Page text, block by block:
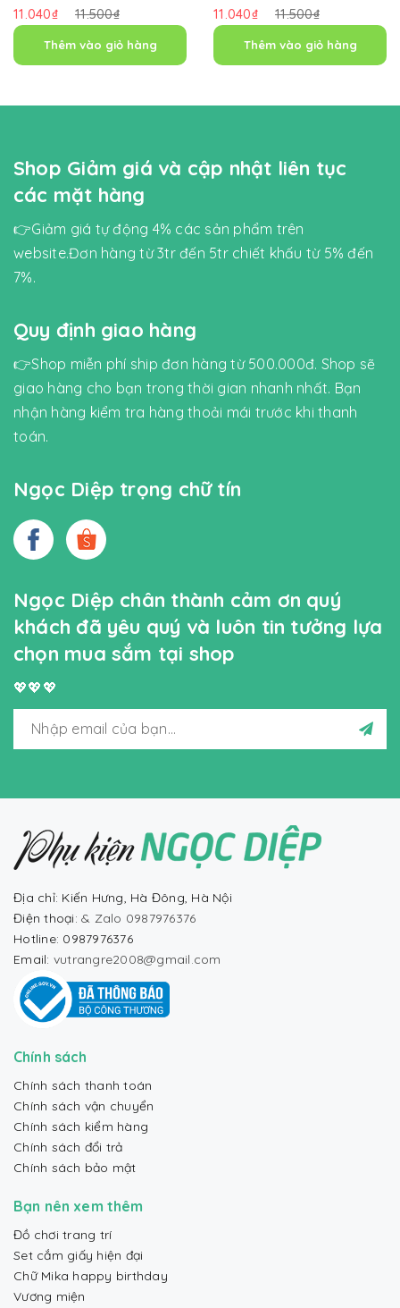
11.040₫ 11.500₫
Thêm vào giỏ hàng
11.040₫ 11.500₫
Thêm vào giỏ hàng
Shop Giảm giá và cập nhật liên tục
các mặt hàng
👉Giảm giá tự động 4% các sản phẩm trên
website.Đơn hàng từ 3tr đến 5tr chiết khấu từ 5% đến
7%.
Quy định giao hàng
👉Shop miễn phí ship đơn hàng từ 500.000đ. Shop sẽ
giao hàng cho bạn trong thời gian nhanh nhất. Bạn
nhận hàng kiểm tra hàng thoải mái trước khi thanh
toán.
Ngọc Diệp trọng chữ tín
Ngọc Diệp chân thành cảm ơn quý
khách đã yêu quý và luôn tin tưởng lựa
chọn mua sắm tại shop
💖💖💖
Địa chỉ: Kiến Hưng, Hà Đông, Hà Nội
Điện thoại: & Zalo 0987976376
Hotline: 0987976376
Email: vutrangre2008@gmail.com
Chính sách
Chính sách thanh toán
Chính sách vận chuyển
Chính sách kiểm hàng
Chính sách đổi trả
Chính sách bảo mật
Bạn nên xem thêm
Đồ chơi trang trí
Set cắm giấy hiện đại
Chữ Mika happy birthday
Vương miện